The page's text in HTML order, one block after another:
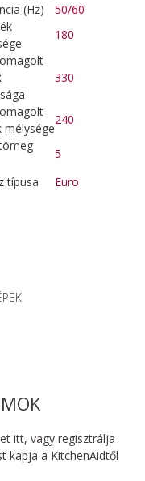
(Hz)
50/60
180
330
mélysége
240
5
típusa Euro
itt, vagy regisztrálja
kapja a KitchenAidtől